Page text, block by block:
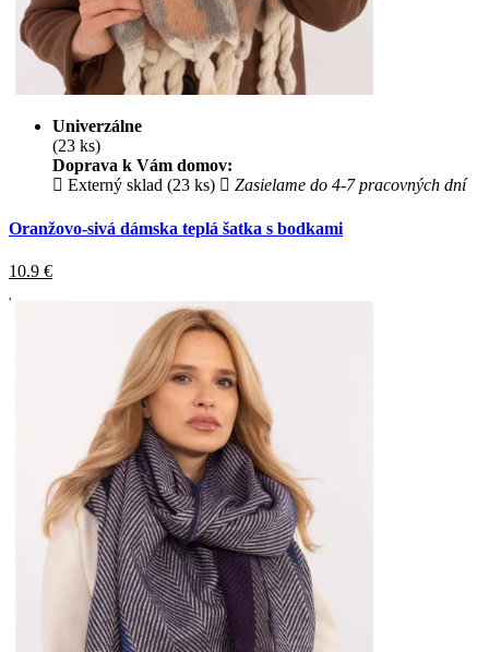
Univerzálne
(23 ks)
Doprava k Vám domov:
Externý sklad (23 ks)
Zasielame do 4-7 pracovných dní
Oranžovo-sivá dámska teplá šatka s bodkami
10.9 €